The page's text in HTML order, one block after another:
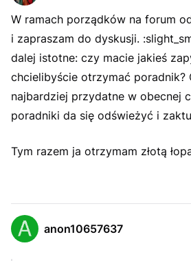
W ramach porządków na forum
i zapraszam do dyskusji.
dalej istotne: czy macie jakieś
chcielibyście otrzymać poradnik?
najbardziej przydatne w obecnej
poradniki da się odświeżyć i
Tym razem ja otrzymam złotą
anon10657637